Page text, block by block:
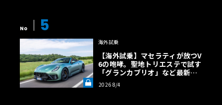
No 5
海外試乗
【海外試乗】マセラティが放つV
6の咆哮。聖地トリエステで試す
「グランカブリオ」など最新ト
ロフェオ3台の官能評価《LE VO
LANT LAB》
2026 8/4